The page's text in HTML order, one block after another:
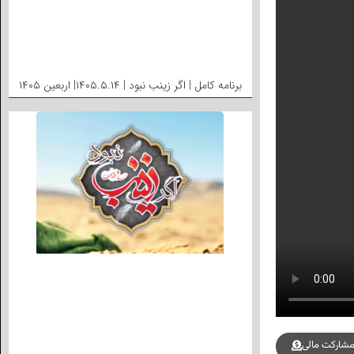
مشارکت مالی
برنامه کامل | اگر زینب نبود | ۱۴۰۵.۵.۱۴| اربعین ۱۴۰۵